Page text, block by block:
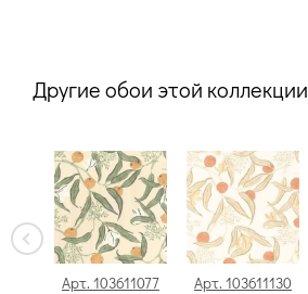
Другие обои этой коллекции
Арт. 103611077 Арт. 103611130